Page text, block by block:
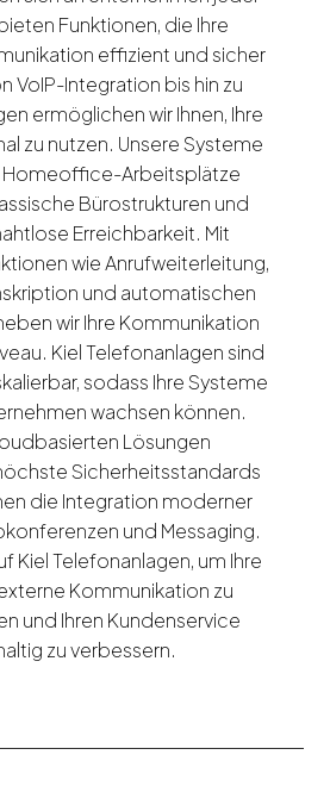
Funktionen, die Ihre
effizient und sicher
VoIP-Integration bis hin zu
ermöglichen wir Ihnen, Ihre
zu nutzen. Unsere Systeme
Homeoffice-Arbeitsplätze
Bürostrukturen und
Erreichbarkeit. Mit
wie Anrufweiterleitung,
und automatischen
wir Ihre Kommunikation
Kiel Telefonanlagen sind
sodass Ihre Systeme
wachsen können.
Lösungen
Sicherheitsstandards
die Integration moderner
und Messaging.
Kiel Telefonanlagen, um Ihre
Kommunikation zu
und Ihren Kundenservice
zu verbessern.